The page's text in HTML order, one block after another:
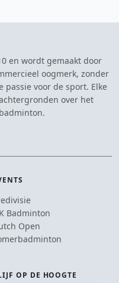
en wordt gemaakt door
oogmerk, zonder
passie voor de sport. Elke
over het
Badminton
Open
OP DE HOOGTE